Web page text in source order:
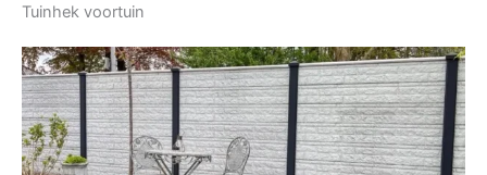
Tuinhek voortuin